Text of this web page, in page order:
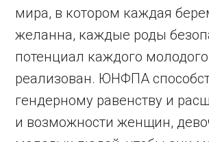
мира, в котором каждая
желанна, каждые роды
потенциал каждого
реализован. ЮНФПА
гендерному равенству и
и возможности женщин,